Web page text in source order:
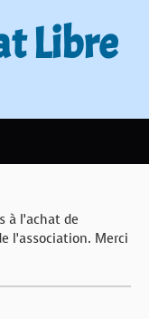
Libre
à l’achat de
l’association. Merci